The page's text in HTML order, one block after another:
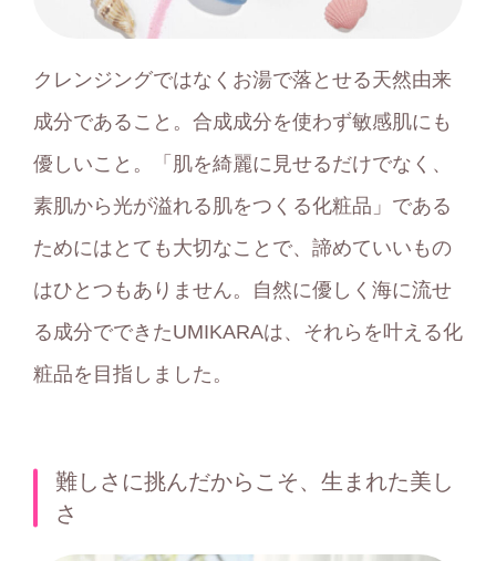
クレンジングではなくお湯で落とせる天然由来
成分であること。合成成分を使わず敏感肌にも
優しいこと。「肌を綺麗に見せるだけでなく、
素肌から光が溢れる肌をつくる化粧品」である
ためにはとても大切なことで、諦めていいもの
はひとつもありません。自然に優しく海に流せ
る成分でできたUMIKARAは、それらを叶える化
粧品を目指しました。
難しさに挑んだからこそ、生まれた美し
さ